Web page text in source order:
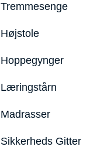
Tremmesenge
Højstole
Hoppegynger
Læringstårn
Madrasser
Sikkerheds Gitter